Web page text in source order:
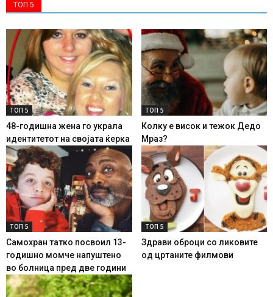
ТОП 5
ТОП 5
48-годишна жена го украла
идентитетот на својата ќерка
ТОП 5
Колку е висок и тежок Дедо
Мраз?
ТОП 5
Самохран татко посвоил 13-
годишно момче напуштено
во болница пред две години
ТОП 5
Здрави оброци со ликовите
од цртаните филмови